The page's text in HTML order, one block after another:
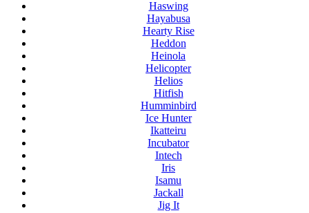
Haswing
Hayabusa
Hearty Rise
Heddon
Heinola
Helicopter
Helios
Hitfish
Humminbird
Ice Hunter
Ikatteiru
Incubator
Intech
Iris
Isamu
Jackall
Jig It